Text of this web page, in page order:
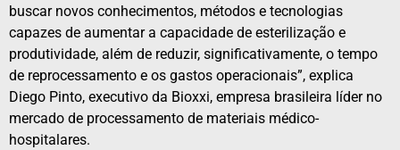
buscar novos conhecimentos, métodos e tecnologias
capazes de aumentar a capacidade de esterilização e
produtividade, além de reduzir, significativamente, o tempo
de reprocessamento e os gastos operacionais”, explica
Diego Pinto, executivo da Bioxxi, empresa brasileira líder no
mercado de processamento de materiais médico-
hospitalares.